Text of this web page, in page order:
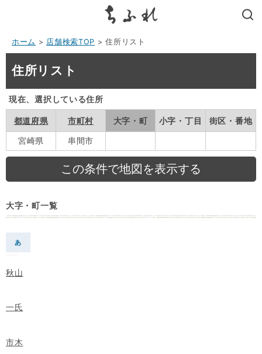
ホーム > 店舗検索TOP > 住所リスト
住所リスト
現在、選択している住所
都道府県 市町村 大字・町 小字・丁目
街区・番地
宮崎県
串間市
大字・町一覧
あ
秋山
一氏
市木